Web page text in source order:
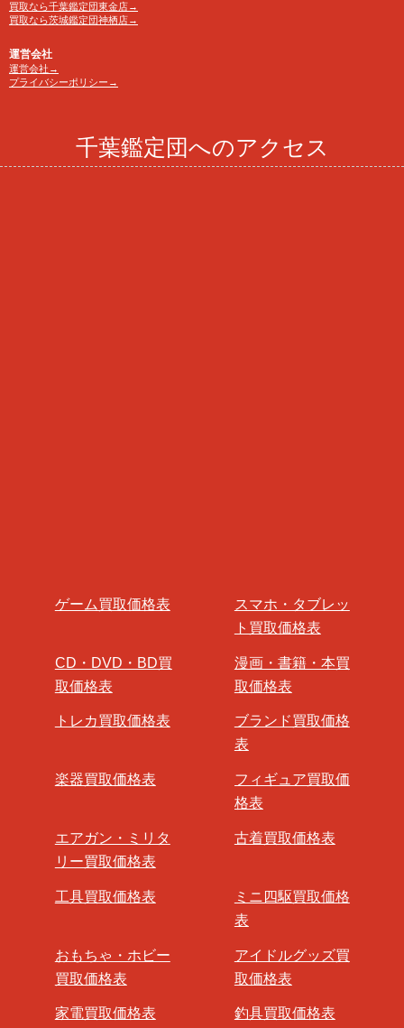
買取なら千葉鑑定団東金店→
買取なら茨城鑑定団神栖店→
運営会社
運営会社→
プライバシーポリシー→
千葉鑑定団へのアクセス
ゲーム買取価格表
スマホ・タブレッ
ト買取価格表
CD・DVD・BD買
取価格表
漫画・書籍・本買
取価格表
トレカ買取価格表
ブランド買取価格
表
楽器買取価格表
フィギュア買取価
格表
エアガン・ミリタ
リー買取価格表
古着買取価格表
工具買取価格表
ミニ四駆買取価格
表
おもちゃ・ホビー
買取価格表
アイドルグッズ買
取価格表
家電買取価格表 釣具買取価格表